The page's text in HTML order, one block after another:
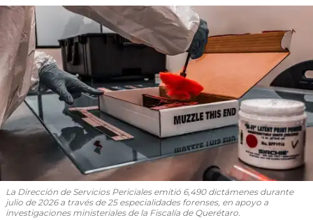
La Dirección de Servicios Periciales emitió 6,490 dictámenes durante
julio de 2026 a través de 25 especialidades forenses, en apoyo a
investigaciones ministeriales de la Fiscalía de Querétaro.